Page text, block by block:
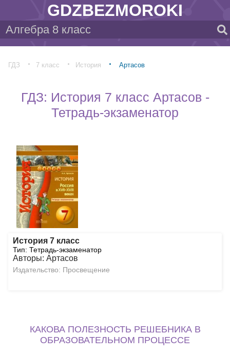
GDZBEZMOROKI
ГДЗ 7 класс История Артасов
ГДЗ: История 7 класс Артасов -
Тетрадь-экзаменатор
История 7 класс
Тип: Тетрадь-экзаменатор
Авторы: Артасов
Издательство: Просвещение
КАКОВА ПОЛЕЗНОСТЬ РЕШЕБНИКА В
ОБРАЗОВАТЕЛЬНОМ ПРОЦЕССЕ